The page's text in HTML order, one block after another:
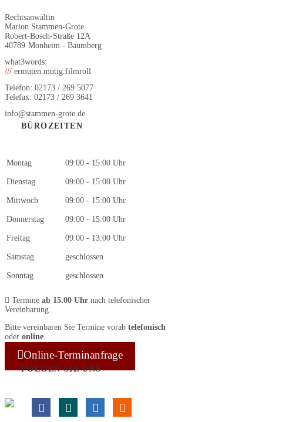
Rechtsanwältin
Marion Stammen-Grote
Robert-Bosch-Straße 12A
40789 Monheim - Baumberg
what3words:
/// ermuten.mutig.filmroll
Telefon: 02173 / 269 5077
Telefax: 02173 / 269 3641
info@stammen-grote.de
BÜROZEITEN
Montag 09:00 - 15:00 Uhr
Dienstag 09:00 - 15:00 Uhr
Mittwoch 09:00 - 15:00 Uhr
Donnerstag 09:00 - 15:00 Uhr
Freitag 09:00 - 13:00 Uhr
Samstag geschlossen
Sonntag geschlossen
Termine ab 15.00 Uhr nach telefonischer
Vereinbarung.
Bitte vereinbaren Sie Termine vorab telefonisch
oder online.
Online-Terminanfrage
FOLGEN SIE UNS